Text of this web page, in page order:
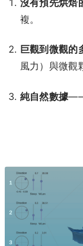
複。
巨觀到微觀的
風力）與微觀
純自然數據——